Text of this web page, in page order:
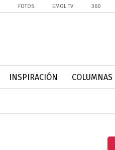
FOTOS EMOL TV 360
INSPIRACIÓN COLUMNAS